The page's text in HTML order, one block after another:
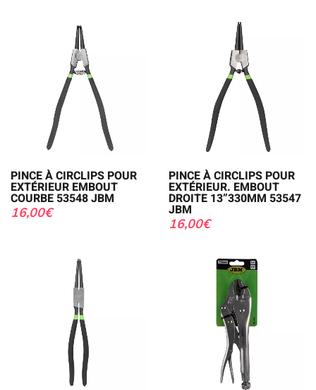
PINCE À CIRCLIPS POUR
EXTÉRIEUR EMBOUT
COURBE 53548 JBM
16,00€
PINCE À CIRCLIPS POUR
EXTÉRIEUR. EMBOUT
DROITE 13”330MM 53547
JBM
16,00€